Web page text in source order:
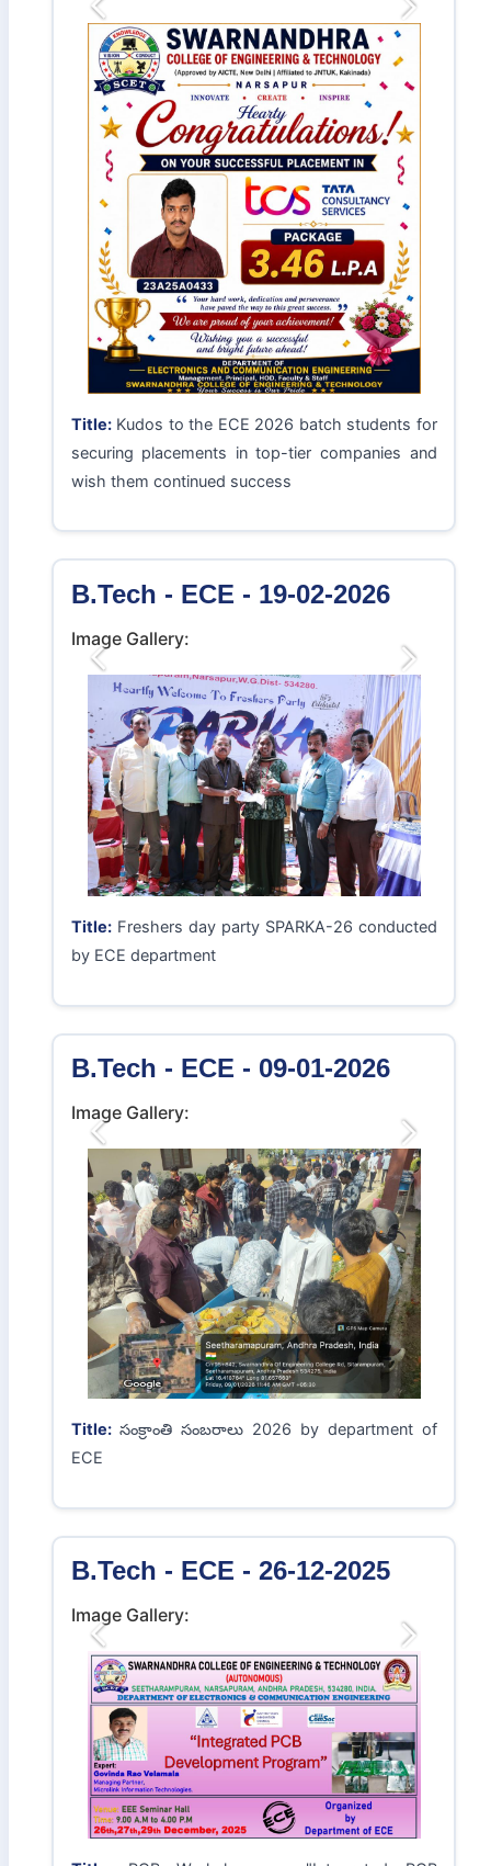
Previous Next
Title:
Kudos to the ECE 2026 batch students for
wish them continued success
B.Tech - ECE - 19-02-2026
Image Gallery:
Previous Next
by ECE department
B.Tech - ECE - 09-01-2026
Image Gallery:
Previous Next
ECE
B.Tech - ECE - 26-12-2025
Image Gallery:
Previous